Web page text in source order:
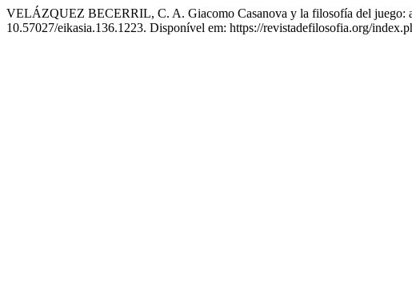
VELÁZQUEZ BECERRIL, C. A. Giacomo Casanova y la filosofía del juego:
10.57027/eikasia.136.1223. Disponível em: https://revistadefilosofia.org/